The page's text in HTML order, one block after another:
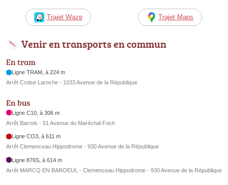
Trajet Waze Trajet Maps
Venir en transports en commun
En tram
Ligne TRAM, à 224 m
Arrêt Croise Laroche - 1033 Avenue de la République
En bus
Ligne C10, à 306 m
Arrêt Barrois - 51 Avenue du Maréchal Foch
Ligne CO3, à 611 m
Arrêt Clemenceau Hippodrome - 930 Avenue de la République
Ligne 876S, à 614 m
Arrêt MARCQ EN BAROEUL - Clemenceau Hippodrome - 930 Avenue de la République